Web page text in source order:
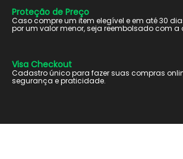
Proteção de Preço
Caso compre um item elegível e em até 30
por um valor menor, seja reembolsado com a
Visa Checkout
Cadastro único para fazer suas compras
segurança e praticidade.